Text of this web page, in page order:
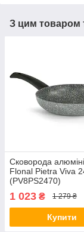
З цим товаром
Сковорода
Flonal Pietra Viva
(PV8PS2470)
1 023 ₴ 1 279 ₴
Купити